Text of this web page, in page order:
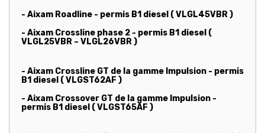
- Aixam Roadline - permis B1 diesel ( VLGL45VBR )
- Aixam Crossline phase 2 - permis B1 diesel (
VLGL25VBR – VLGL26VBR )
- Aixam Crossline GT de la gamme Impulsion - permis
B1 diesel ( VLGST62AF )
- Aixam Crossover GT de la gamme Impulsion -
permis B1 diesel ( VLGST65AF )